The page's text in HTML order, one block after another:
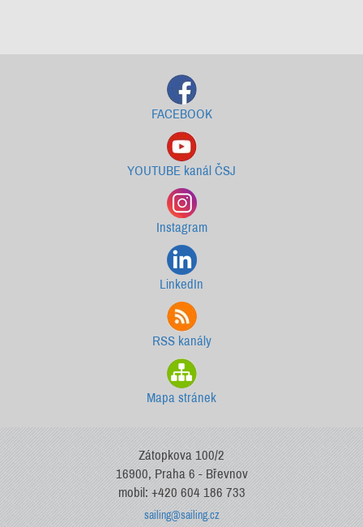
FACEBOOK
YOUTUBE kanál ČSJ
Instagram
LinkedIn
RSS kanály
Mapa stránek
Zátopkova 100/2
16900, Praha 6 - Břevnov
mobil: +420 604 186 733
sailing@sailing.cz